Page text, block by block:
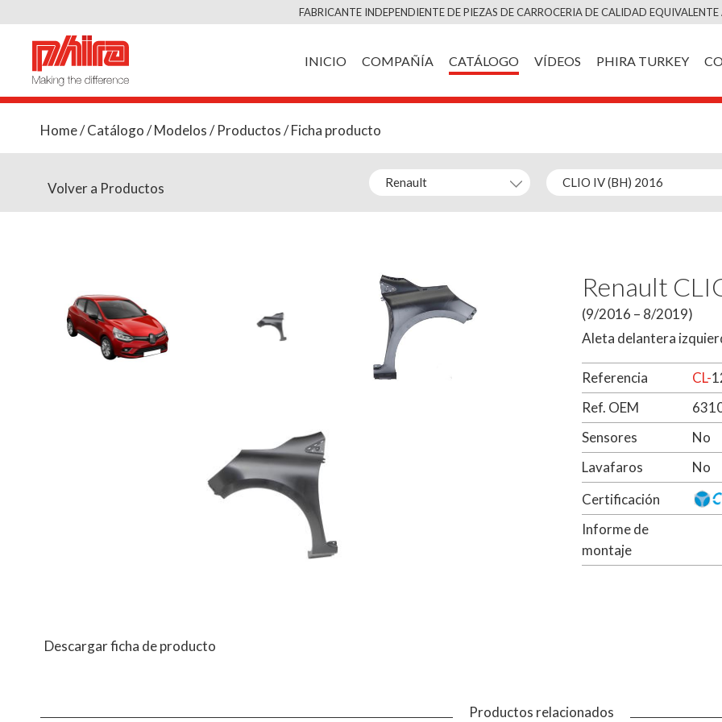
Saltar
contenido
FABRICANTE INDEPENDIENTE DE PIEZAS DE CARROCERIA DE CALIDAD EQUIVALENTE
INICIO COMPAÑÍA CATÁLOGO VÍDEOS PHIRA TURKEY
Home/Catálogo/Modelos/Productos/ Ficha producto
Volver a Productos
Descargar ficha de producto
Renault
(9/2016 – 8/2019)
Aleta delantera
Referencia CL-
Ref. OEM
Sensores
No
Lavafaros
No
Certificación
Informe de
montaje
Productos relacionados